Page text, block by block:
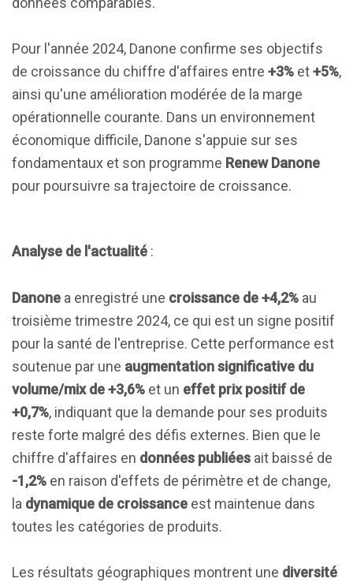
Pour l'année 2024, Danone confirme ses objectifs
de croissance du chiffre d'affaires entre +3% et+5%,
ainsi qu'une amélioration modérée de la marge
opérationnelle courante. Dans un environnement
économique difficile, Danone s'appuie sur ses
fondamentaux et son programme Renew Danone
pour poursuivre sa trajectoire de croissance.
Analyse de l'actualité :
Danone a enregistré une croissance de +4,2% au
troisième trimestre 2024, ce qui est un signe positif
pour la santé de l'entreprise. Cette performance est
soutenue par une augmentation significative du
volume/mix de +3,6% et un effet prix positif de
+0,7%, indiquant que la demande pour ses produits
reste forte malgré des défis externes. Bien que le
chiffre d'affaires en données publiées ait baissé de
-1,2% en raison d'effets de périmètre et de change,
la dynamique de croissance est maintenue dans
toutes les catégories de produits.
Les résultats géographiques montrent une diversité